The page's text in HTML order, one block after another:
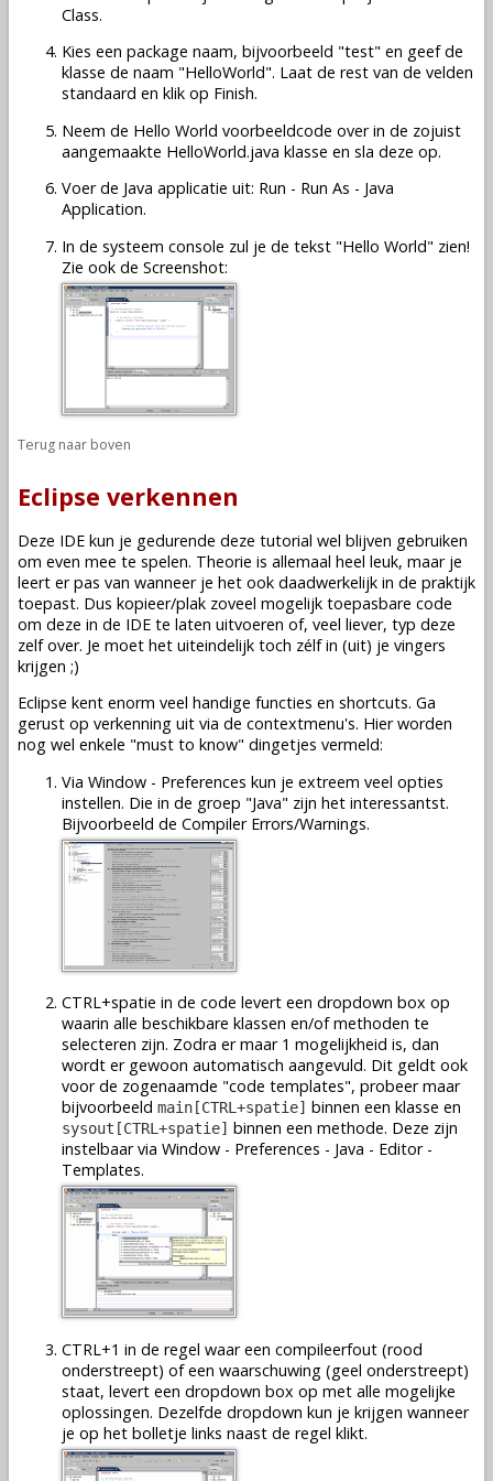
Class.
Kies een package naam, bijvoorbeeld "test" en geef de
klasse de naam "HelloWorld". Laat de rest van de velden
standaard en klik op Finish.
Neem de Hello World voorbeeldcode over in de zojuist
aangemaakte HelloWorld.java klasse en sla deze op.
Voer de Java applicatie uit: Run - Run As - Java
Application.
In de systeem console zul je de tekst "Hello World" zien!
Zie ook de Screenshot:
Terug naar boven
Eclipse verkennen
Deze IDE kun je gedurende deze tutorial wel blijven gebruiken
om even mee te spelen. Theorie is allemaal heel leuk, maar je
leert er pas van wanneer je het ook daadwerkelijk in de praktijk
toepast. Dus kopieer/plak zoveel mogelijk toepasbare code
om deze in de IDE te laten uitvoeren of, veel liever, typ deze
zelf over. Je moet het uiteindelijk toch zélf in (uit) je vingers
krijgen ;)
Eclipse kent enorm veel handige functies en shortcuts. Ga
gerust op verkenning uit via de contextmenu's. Hier worden
nog wel enkele "must to know" dingetjes vermeld:
Via Window - Preferences kun je extreem veel opties
instellen. Die in de groep "Java" zijn het interessantst.
Bijvoorbeeld de Compiler Errors/Warnings.
CTRL+spatie in de code levert een dropdown box op
waarin alle beschikbare klassen en/of methoden te
selecteren zijn. Zodra er maar 1 mogelijkheid is, dan
wordt er gewoon automatisch aangevuld. Dit geldt ook
voor de zogenaamde "code templates", probeer maar
bijvoorbeeld main[CTRL+spatie] binnen een klasse en
sysout[CTRL+spatie] binnen een methode. Deze zijn
instelbaar via Window - Preferences - Java - Editor -
Templates.
CTRL+1 in de regel waar een compileerfout (rood
onderstreept) of een waarschuwing (geel onderstreept)
staat, levert een dropdown box op met alle mogelijke
oplossingen. Dezelfde dropdown kun je krijgen wanneer
je op het bolletje links naast de regel klikt.